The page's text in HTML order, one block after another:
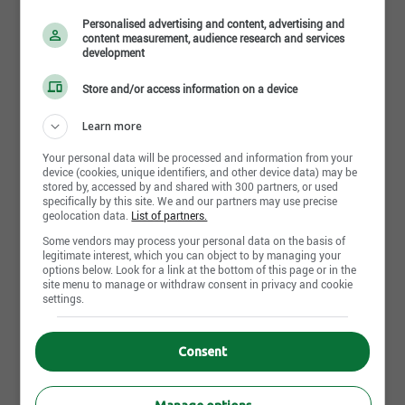
conseils adaptés à votre clientèle;
Effectuer des suivis clients périodiques par
Être à l’affût des tendances en matière de
produits et de stratégies financières.
Aptitudes recherchées :
Bonnes habiletés sociales et de
communication.
Confiance en vos moyens et audace.
Intérêt pour la finance.
Aisance avec la vulgarisation
Capacité à relever des défis.
Rigueur et discipline au travail.
Sens de la planification.
Spoken languages
Fr : Advanced
Apply Now
Other Industrielle Alliance's offers that may interest you
Job posting | Conseiller(ère) en sécurité financière | Saint-
Job posting | Agent d'assurance | Saint-Eustache,QC
Job posting | Représentant des ventes | Saint-
Eustache,QC
Personalised advertising and content, advertising and
content measurement, audience research and services
development
Store and/or access information on a device
Learn more
Your personal data will be processed and information from your
device (cookies, unique identifiers, and other device data) may be
stored by, accessed by and shared with 300 partners, or used
specifically by this site. We and our partners may use precise
geolocation data. List of partners.
Some vendors may process your personal data on the basis of
legitimate interest, which you can object to by managing your
options below. Look for a link at the bottom of this page or in the
site menu to manage or withdraw consent in privacy and cookie
settings.
Consent